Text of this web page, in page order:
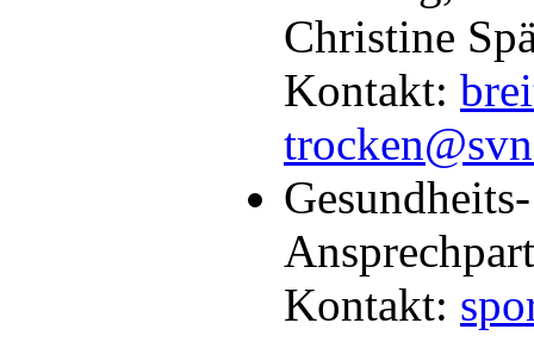
Christine
Kontakt:
Kontakt: